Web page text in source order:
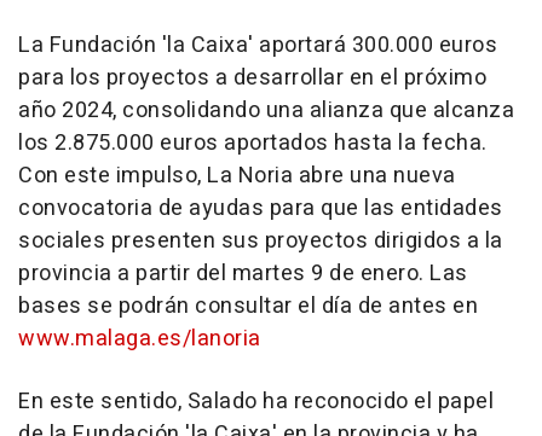
La Fundación 'la Caixa' aportará 300.000 euros
para los proyectos a desarrollar en el próximo
año 2024, consolidando una alianza que alcanza
los 2.875.000 euros aportados hasta la fecha.
Con este impulso, La Noria abre una nueva
convocatoria de ayudas para que las entidades
sociales presenten sus proyectos dirigidos a la
provincia a partir del martes 9 de enero. Las
bases se podrán consultar el día de antes en
www.malaga.es/lanoria
En este sentido, Salado ha reconocido el papel